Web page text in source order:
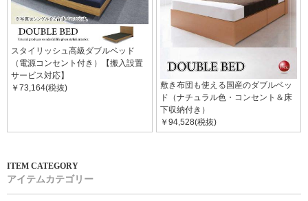
スタイリッシュ高級ダブルベッド
（電源コンセント付き）【搬入設置
サービス対応】
￥73,164(税抜)
敷き布団も使える国産のダブルベッ
ド（ナチュラル色・コンセント＆床
下収納付き）
￥94,528(税抜)
アイテムカテゴリー